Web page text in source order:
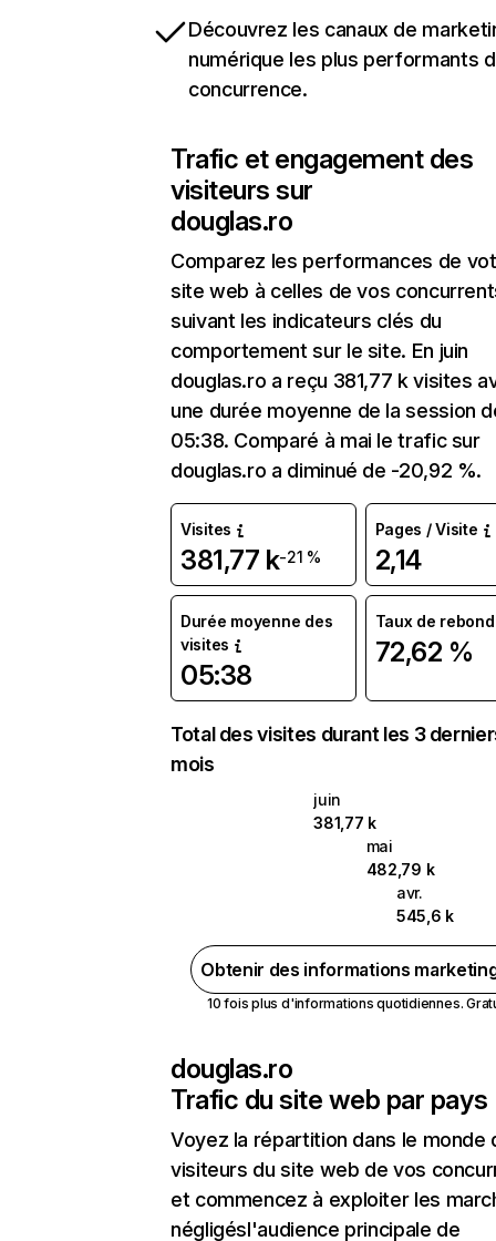
Découvrez les canaux de
numérique les plus performants
concurrence.
Trafic et engagement des
visiteurs sur
douglas.ro
Comparez les performances de
site web à celles de vos
suivant les indicateurs clés du
comportement sur le site. En juin
douglas.ro a reçu 381,77 k visites
une durée moyenne de la session
05:38. Comparé à mai le trafic sur
douglas.ro a diminué de -20,92 %.
Visites
381,77 k-21 %
Pages / Visite
2,14
Durée moyenne des
visites
05:38
Taux de rebond
72,62 %
Total des visites durant les 3
mois
juin
381,77 k
mai
482,79 k
avr.
545,6 k
Obtenir des informations
10 fois plus d'informations quotidiennes.
douglas.ro
Trafic du site web par pays
Voyez la répartition dans le monde
visiteurs du site web de vos
et commencez à exploiter les
négligésl'audience principale de